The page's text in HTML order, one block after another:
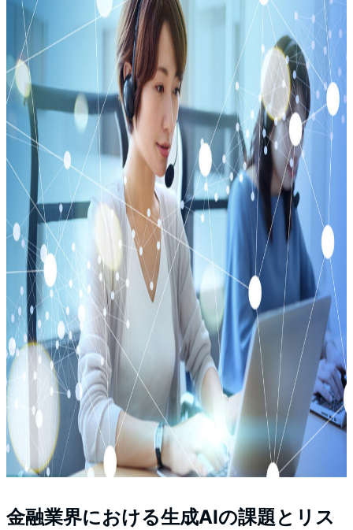
金融業界における生成AIの課題とリス